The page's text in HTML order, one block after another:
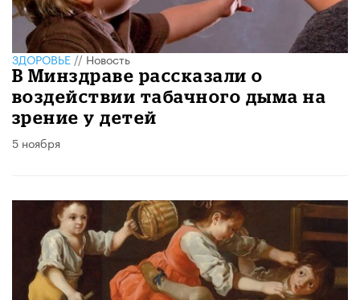
ЗДОРОВЬЕ//Новость
В Минздраве рассказали о
воздействии табачного дыма на
зрение у детей
5 ноября